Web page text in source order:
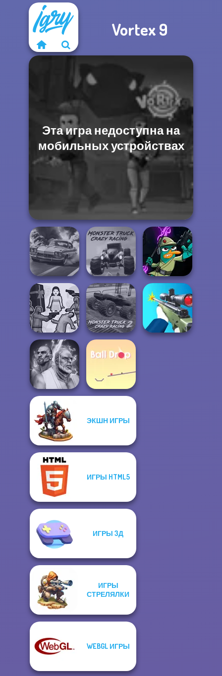
Vortex 9
Эта игра недоступна на
мобильных устройствах
3D Car Simulator
Monster Truck
Crazy Racing
Agent P Rebel
Spy
Squid Battle
Simulator
Crazy Racing 2
Fighter Legends
Duo
ЭКШН ИГРЫ
ИГРЫ HTML5
ИГРЫ 3Д
ИГРЫ
СТРЕЛЯЛКИ
WEBGL ИГРЫ